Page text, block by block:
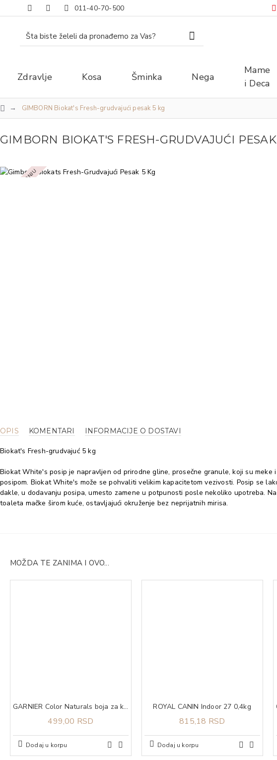
011-40-70-500
Zdravlje Kosa Šminka Nega
Mame
i Deca
GIMBORN Biokat's Fresh-grudvajući pesak 5 kg
GIMBORN BIOKAT'S FRESH-GRUDVAJUĆI
NEMA NA STANJU
OPIS KOMENTARI INFORMACIJE O DOSTAVI
Biokat's Fresh-grudvajuć 5 kg
Biokat White's posip je napravljen od prirodne gline, prosečne granule, koji su
posipom. Biokat White's može se pohvaliti velikim kapacitetom vezivosti. Posip se
dakle, u dodavanju posipa, umesto zamene u potpunosti posle nekoliko upotreba.
toaleta mačke širom kuće, ostavljajući okruženje bez neprijatnih mirisa.
MOŽDA TE ZANIMA I OVO...
GARNIER Color Naturals boja za kosu 4.12 cold brown
499,00 RSD
Dodaj u korpu
ROYAL CANIN Indoor 27 0,4kg
815,18 RSD
Dodaj u korpu